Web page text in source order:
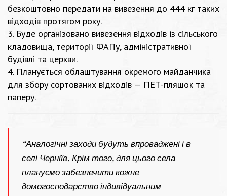
безкоштовно передати на вивезення до 444 кг таких
відходів протягом року.
3. Буде організовано вивезення відходів із сільського
кладовища, території ФАПу, адміністративної
будівлі та церкви.
4. Планується облаштування окремого майданчика
для збору сортованих відходів — ПЕТ-пляшок та
паперу.
“Аналогічні заходи будуть впроваджені і в
селі Черніїв. Крім того, для цього села
плануємо забезпечити кожне
домогосподарство індивідуальним